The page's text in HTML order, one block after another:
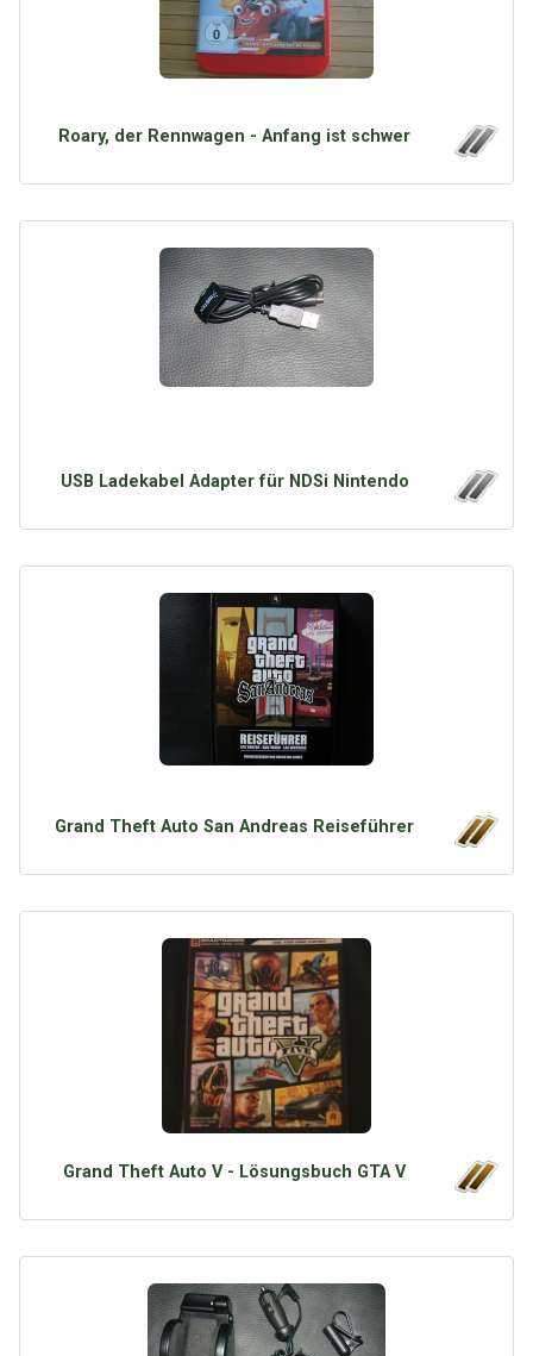
Google
Erweitere Suche
Kategoriewolke
Roary, der Rennwagen - Anfang ist schwer
USB Ladekabel Adapter für NDSi Nintendo
Grand Theft Auto San Andreas Reiseführer
Grand Theft Auto V - Lösungsbuch GTA V